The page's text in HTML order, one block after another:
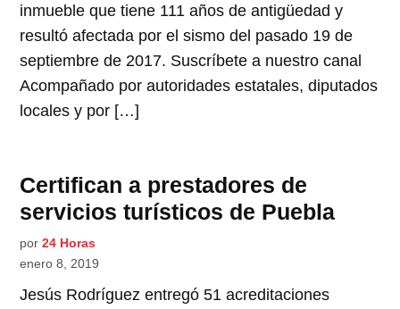
inmueble que tiene 111 años de antigüedad y
resultó afectada por el sismo del pasado 19 de
septiembre de 2017. Suscríbete a nuestro canal
Acompañado por autoridades estatales, diputados
locales y por […]
Certifican a prestadores de
servicios turísticos de Puebla
por 24 Horas
enero 8, 2019
Jesús Rodríguez entregó 51 acreditaciones